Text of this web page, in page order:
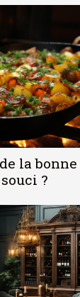
la
?